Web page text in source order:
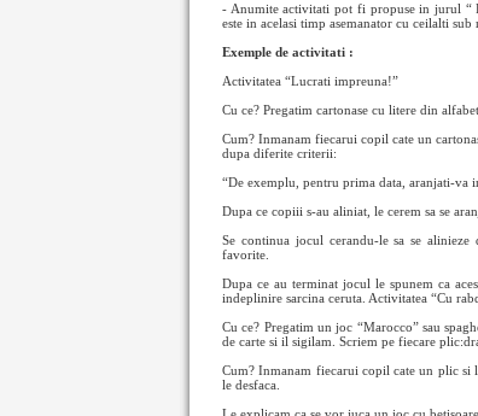
- Anumite activitati pot fi propuse in jurul “
este in acelasi timp asemanator cu ceilalti
Exemple de activitati :
Activitatea “Lucrati impreuna!”
Cu ce? Pregatim cartonase cu litere din
Cum? Inmanam fiecarui copil cate un
dupa diferite criterii:
“De exemplu, pentru prima data, aranjati-va
Dupa ce copiii s-au aliniat, le cerem sa se
Se continua jocul cerandu-le sa se
favorite.
Dupa ce au terminat jocul le spunem ca
indeplinire sarcina ceruta. Activitatea “Cu
Cu ce? Pregatim un joc “Marocco” sau
de carte si il sigilam. Scriem pe fiecare
Cum? Inmanam fiecarui copil cate un plic si
le desfaca.